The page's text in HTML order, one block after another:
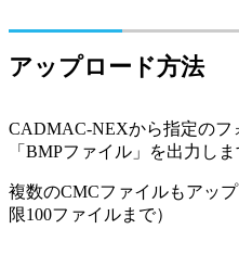
アップロード方法
CADMAC-NEXから指定のフ
「BMPファイル」を出力しま
複数のCMCファイルもアッ
限100ファイルまで）